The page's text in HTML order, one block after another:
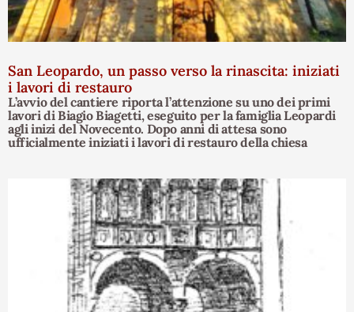
San Leopardo, un passo verso la rinascita: iniziati
i lavori di restauro
L’avvio del cantiere riporta l’attenzione su uno dei primi
lavori di Biagio Biagetti, eseguito per la famiglia Leopardi
agli inizi del Novecento. Dopo anni di attesa sono
ufficialmente iniziati i lavori di restauro della chiesa